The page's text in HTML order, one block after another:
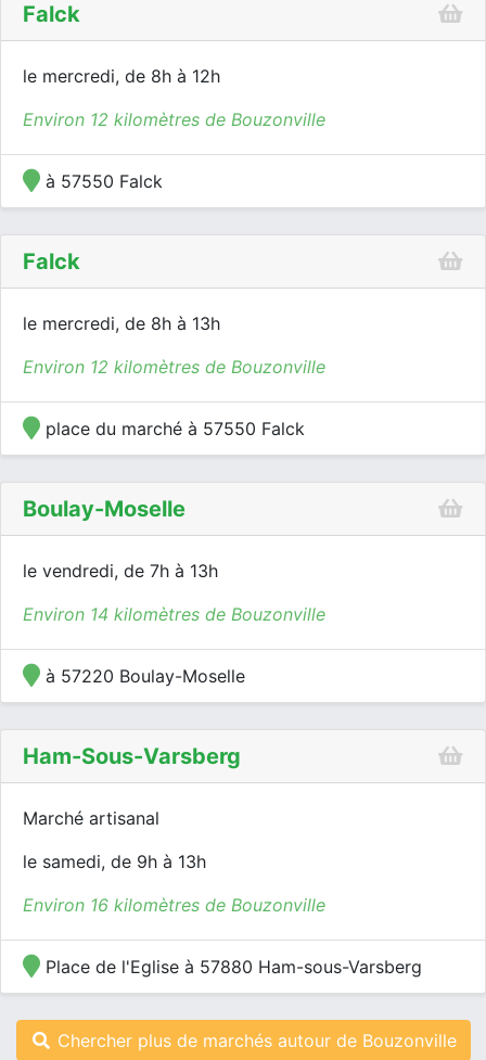
Falck
le mercredi, de 8h à 12h
Environ 12 kilomètres de Bouzonville
à 57550 Falck
Falck
le mercredi, de 8h à 13h
Environ 12 kilomètres de Bouzonville
place du marché à 57550 Falck
Boulay-Moselle
le vendredi, de 7h à 13h
Environ 14 kilomètres de Bouzonville
à 57220 Boulay-Moselle
Ham-Sous-Varsberg
Marché artisanal
le samedi, de 9h à 13h
Environ 16 kilomètres de Bouzonville
Place de l'Eglise à 57880 Ham-sous-Varsberg
Chercher plus de marchés autour de Bouzonville